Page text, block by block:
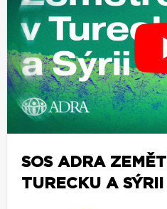
SOS ADRA
TURECKU A SÝRII